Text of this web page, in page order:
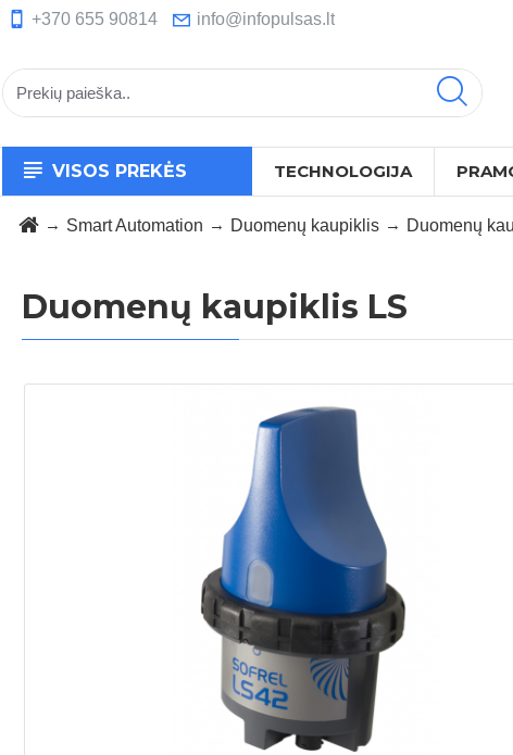
+370 655 90814 info@infopulsas.lt
VISOS PREKĖS TECHNOLOGIJA
Smart Automation Duomenų kaupiklis Duomenų
Duomenų kaupiklis LS